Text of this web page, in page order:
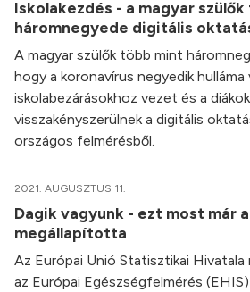
Iskolakezdés - a magyar
háromnegyede digitális
A magyar szülők több mint
hogy a koronavírus negyedik
iskolabezárásokhoz vezet és a
visszakényszerülnek a digitális
országos felmérésből.
2021. AUGUSZTUS 11.
Dagik vagyunk - ezt most már
megállapította
Az Európai Unió Statisztikai
az Európai Egészségfelmérés